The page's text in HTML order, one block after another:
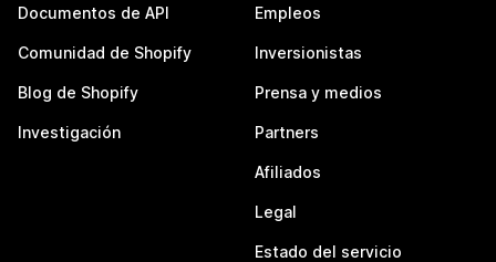
Documentos de API
Comunidad de Shopify
Blog de Shopify
Investigación
Empleos
Inversionistas
Prensa y medios
Partners
Afiliados
Legal
Estado del servicio